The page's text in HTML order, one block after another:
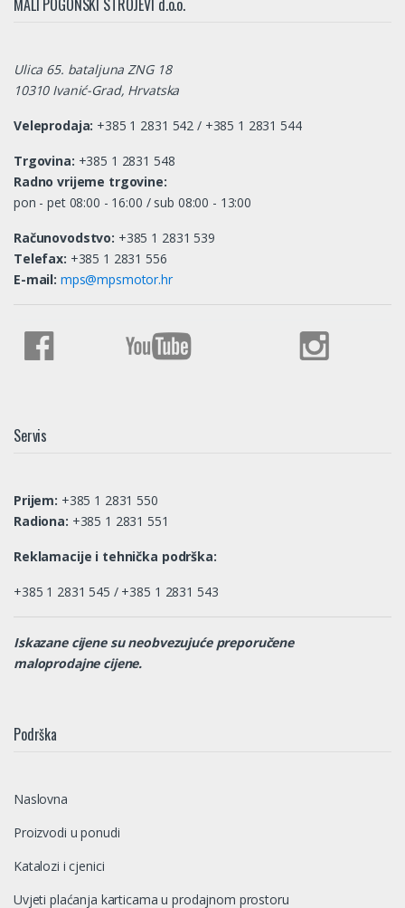
MALI POGONSKI STROJEVI d.o.o.
Ulica 65. bataljuna ZNG 18
10310 Ivanić-Grad, Hrvatska
Veleprodaja: +385 1 2831 542 / +385 1 2831 544
Trgovina: +385 1 2831 548
Radno vrijeme trgovine:
pon - pet 08:00 - 16:00 / sub 08:00 - 13:00
Računovodstvo: +385 1 2831 539
Telefax: +385 1 2831 556
E-mail: mps@mpsmotor.hr
Servis
Prijem: +385 1 2831 550
Radiona: +385 1 2831 551
Reklamacije i tehnička podrška:
+385 1 2831 545 / +385 1 2831 543
Iskazane cijene su neobvezujuće preporučene
maloprodajne cijene.
Podrška
Naslovna
Proizvodi u ponudi
Katalozi i cjenici
Uvjeti plaćanja karticama u prodajnom prostoru